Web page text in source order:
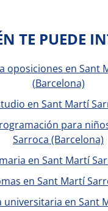
TE PUEDE
oposiciones en Sant
(Barcelona)
en Sant Martí
para
Sarroca (Barcelona)
en Sant Martí
en Sant Martí
universitaria en Sant